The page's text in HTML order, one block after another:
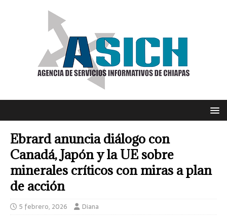
Ebrard anuncia diálogo con
Canadá, Japón y la UE sobre
minerales críticos con miras a plan
de acción
5 febrero, 2026 Diana